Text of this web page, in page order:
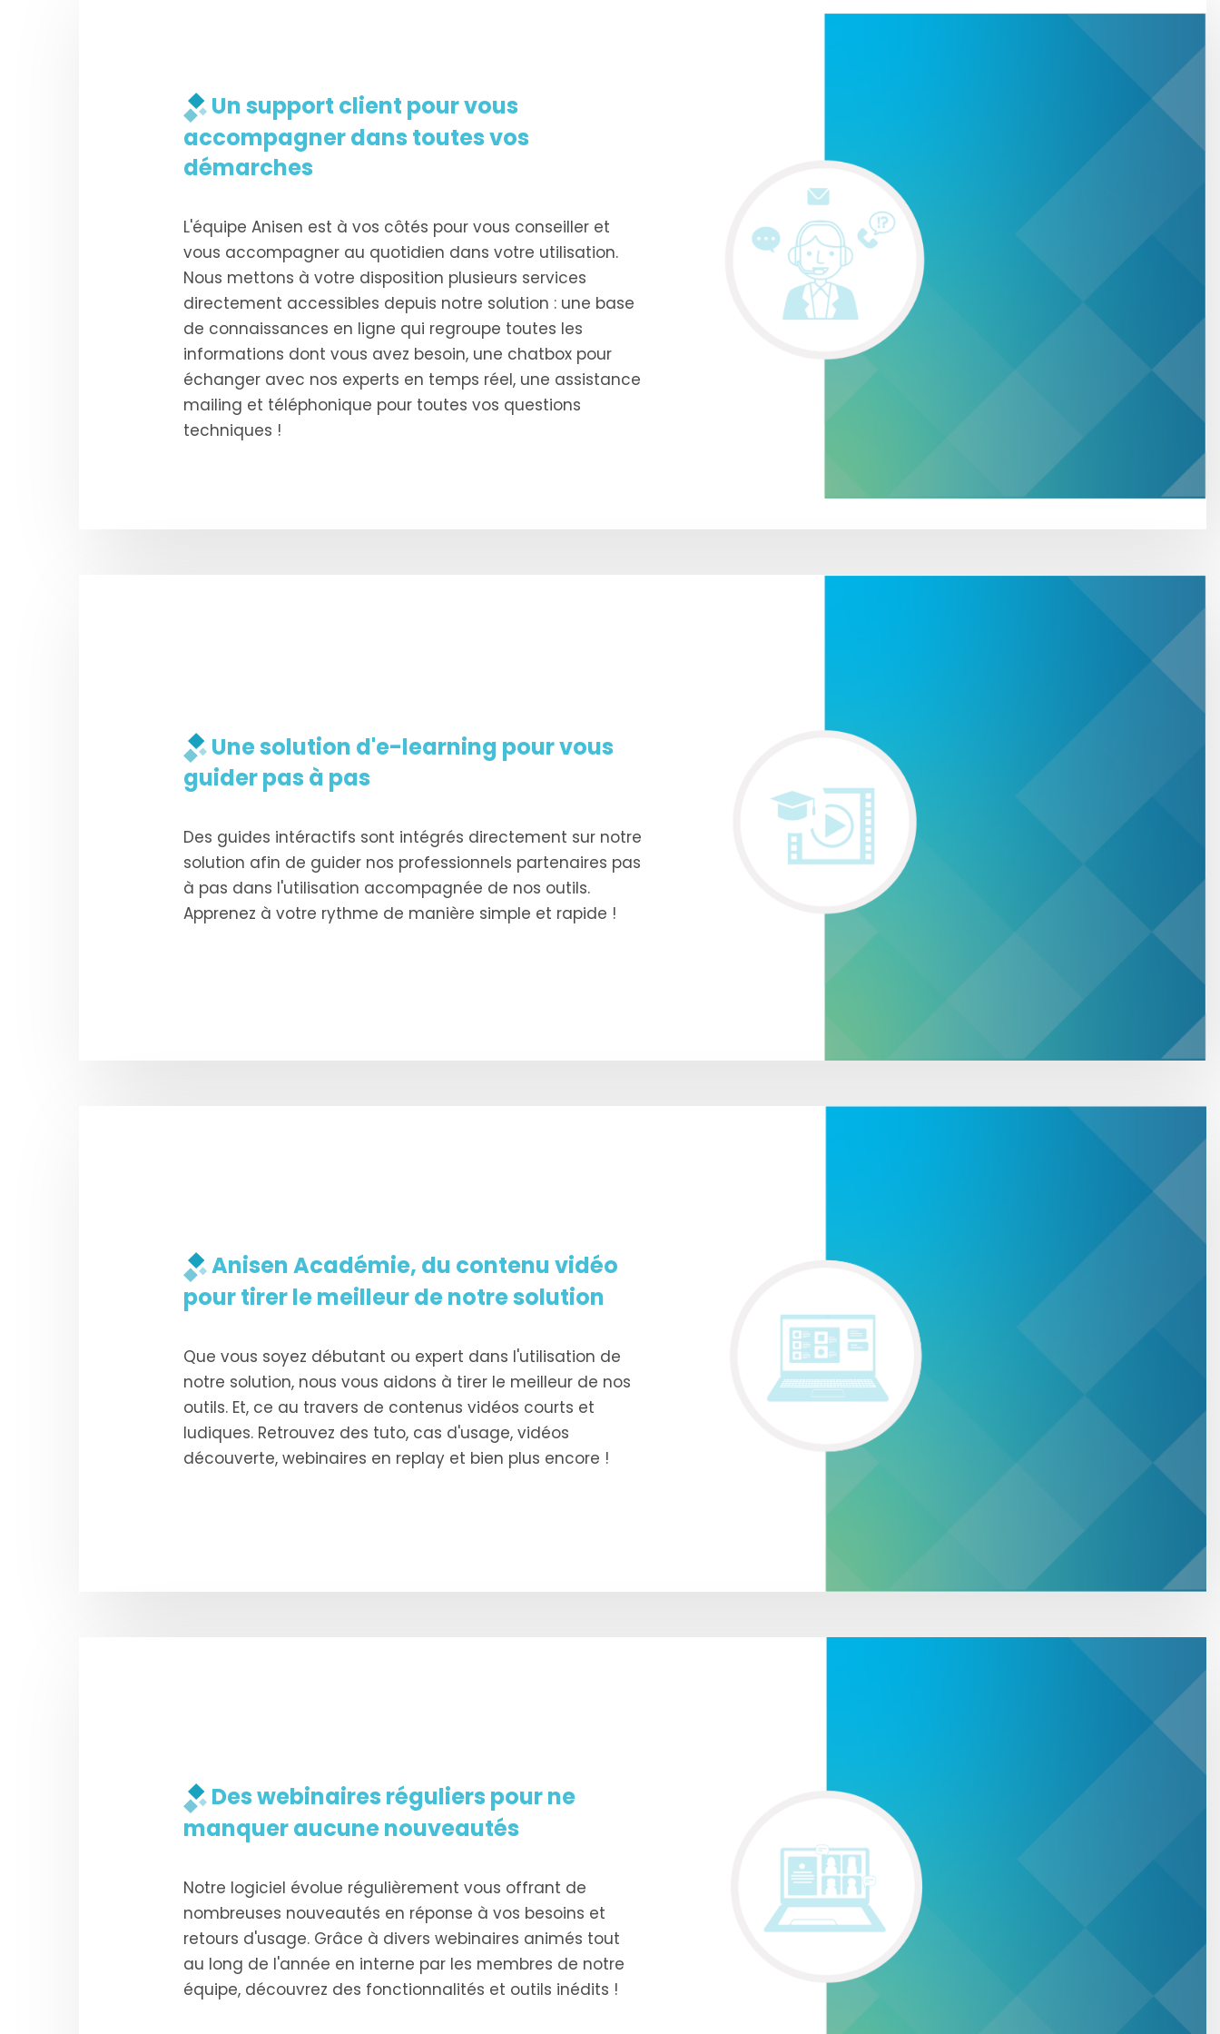
Un support client pour vous
accompagner dans toutes vos
démarches
L'équipe Anisen est à vos côtés pour vous conseiller et
vous accompagner au quotidien dans votre utilisation.
Nous mettons à votre disposition plusieurs services
directement accessibles depuis notre solution : une base
de connaissances en ligne qui regroupe toutes les
informations dont vous avez besoin, une chatbox pour
échanger avec nos experts en temps réel, une assistance
mailing et téléphonique pour toutes vos questions
techniques !
Une solution d'e-learning pour vous
guider pas à pas
Des guides intéractifs sont intégrés directement sur notre
solution afin de guider nos professionnels partenaires pas
à pas dans l'utilisation accompagnée de nos outils.
Apprenez à votre rythme de manière simple et rapide !
Anisen Académie, du contenu vidéo
pour tirer le meilleur de notre solution
Que vous soyez débutant ou expert dans l'utilisation de
notre solution, nous vous aidons à tirer le meilleur de nos
outils. Et, ce au travers de contenus vidéos courts et
ludiques. Retrouvez des tuto, cas d'usage, vidéos
découverte, webinaires en replay et bien plus encore !
Des webinaires réguliers pour ne
manquer aucune nouveautés
Notre logiciel évolue régulièrement vous offrant de
nombreuses nouveautés en réponse à vos besoins et
retours d'usage. Grâce à divers webinaires animés tout
au long de l'année en interne par les membres de notre
équipe, découvrez des fonctionnalités et outils inédits !